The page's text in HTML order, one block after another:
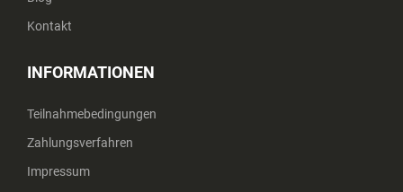
Kontakt
INFORMATIONEN
Teilnahmebedingungen
Zahlungsverfahren
Impressum